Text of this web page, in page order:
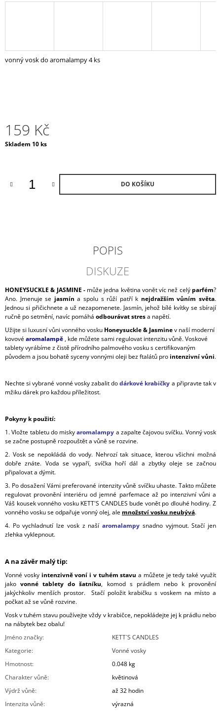
vonný vosk do aromalampy 4 ks
159 Kč
Měrná
Skladem 10 ks
DO KOŠÍKU
POPIS
DISKUZE
HONEYSUCKLE & JASMINE - může jedna květina vonět víc než celý parfém?
Ano. Jmenuje se jasmín a spolu s růží patří k nejdražším vůním světa.
Jednou si přičichnete a už nezapomenete. Jasmín, jehož bílé kvítky se sbírají
ručně po setmění, navíc pomáhá odbourávat stresa napětí.
Užijte si luxusní vůni vonného vosku Honeysuckle & Jasminev naší moderní
kovovéaromalampě , kde můžete sami regulovat intenzitu vůně. Voskové
tablety vyrábíme z čistě přírodního palmového vosku s certifikovaným
původem a jsou bohatě syceny vonnými oleji bez ftalátů pro intenzivní vůni.
Nechte si vybrané vonné vosky zabalit dodárkové krabičky a připravte tak v
mžiku dárek pro každou příležitost.
Pokyny k použití:
1. Vložte tabletu do miskyaromalampy a zapalte čajovou svíčku. Vonný vosk
se začne postupně rozpouštět a vůně se rozvine.
2. Vosk se nepokládá do vody. Nehrozí tak situace, kterou všichni možná
dobře znáte. Voda se vypaří, svíčka hoří dál a zbytky oleje se začnou
připalovat a dýmit.
3. Po dosažení Vámi preferované intenzity vůně svíčku uhaste. Takto můžete
regulovat provonění interiéru od jemné parfemace až po intenzivní vůni a
Váš kousek vonného vosku KETT'S CANDLES bude vonět po dlouhé hodiny. Z
vonného vosku se odpařuje vonný olej, ale množství vosku neubývá.
4. Po vychladnutí lze vosk z našíaromalampy snadno vyjmout. Stačí jen
zlehka vyklepnout.
A na závěr malý tip:
Vonné voskyintenzivně voní i v tuhém stavu a můžete je tedy také využít
jakovonné tablety do šatníku, komod s prádlem nebo k provonění
jakýchkoliv menších prostor. Stačí položit krabičku s voskem na místo a
počkat až se vůně rozvine.
Vosk v tuhém stavu používejte vždy v krabičce, nepokládejte jej k prádlu nebo
na nábytek bez obalu!
Jméno značky:
KETT´S CANDLES
Kategorie:
Vonné vosky
Hmotnost:
0.048 kg
Charakter vůně:
květinová
Výdrž vůně:
až 32 hodin
Intenzita vůně: výrazná
U
J
TREASURE
VONNÁ
SVÍČKA
/
Kč